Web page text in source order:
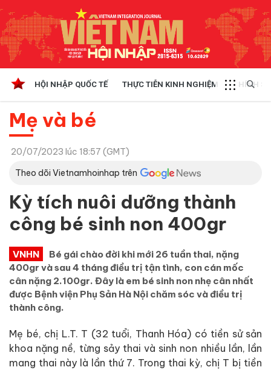
HỘI NHẬP QUỐC TẾ THỰC TIỄN KINH NGHIỆM CHÍNH
Mẹ và bé
20/07/2023 lúc 18:57 (GMT)
Theo dõi Vietnamhoinhap trên
Kỳ tích nuôi dưỡng thành
công bé sinh non 400gr
VNHN
Bé gái chào đời khi mới 26 tuần thai, nặng
400gr và sau 4 tháng điều trị tận tình, con cán mốc
cân nặng 2.100gr. Đây là em bé sinh non nhẹ cân nhất
được Bệnh viện Phụ Sản Hà Nội chăm sóc và điều trị
thành công.
Mẹ bé, chị L.T. T (32 tuổi, Thanh Hóa) có tiền sử sản
khoa nặng nề, từng sảy thai và sinh non nhiều lần, lần
mang thai này là lần thứ 7. Trong thai kỳ, chị T bị tiền